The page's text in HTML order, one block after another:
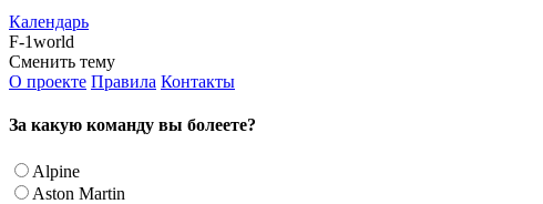
Календарь
F-1world
Сменить тему
О проекте Правила Контакты
За какую команду вы болеете?
Alpine
Aston Martin